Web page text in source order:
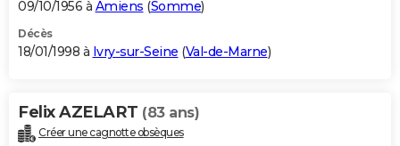
09/10/1956 à Amiens (Somme)
Décès
18/01/1998 à Ivry-sur-Seine (Val-de-Marne)
Felix AZELART (83 ans)
Créer une cagnotte obsèques